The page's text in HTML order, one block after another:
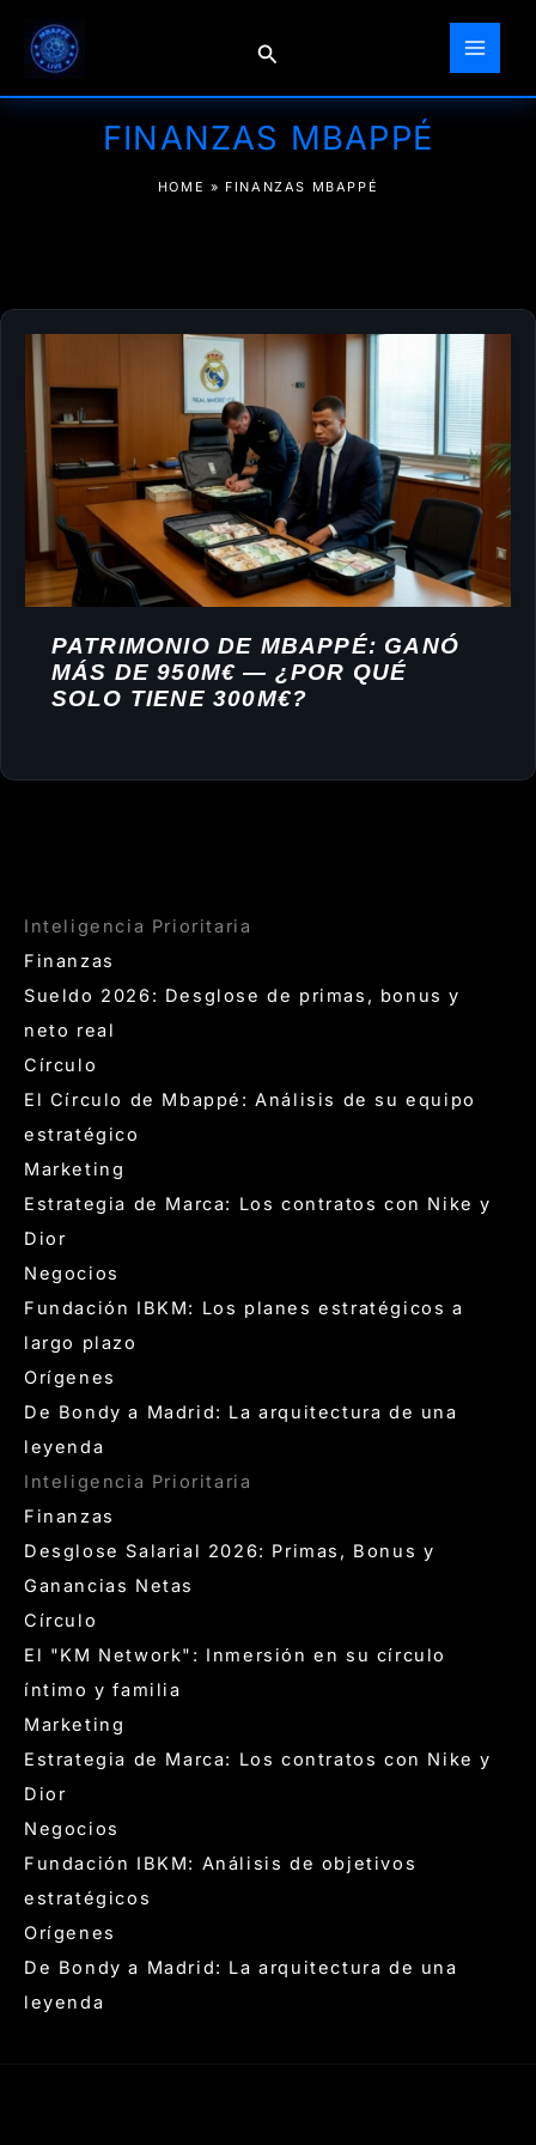
contenido
Buscar
FINANZAS MBAPPÉ
HOME » FINANZAS MBAPPÉ
PATRIMONIO DE MBAPPÉ: GANÓ
MÁS DE 950M€ — ¿POR QUÉ
SOLO TIENE 300M€?
Inteligencia Prioritaria
Finanzas
Sueldo 2026: Desglose de primas, bonus y
neto real
Círculo
El Círculo de Mbappé: Análisis de su equipo
estratégico
Marketing
Estrategia de Marca: Los contratos con Nike y
Dior
Negocios
Fundación IBKM: Los planes estratégicos a
largo plazo
Orígenes
De Bondy a Madrid: La arquitectura de una
leyenda
Inteligencia Prioritaria
Finanzas
Desglose Salarial 2026: Primas, Bonus y
Ganancias Netas
Círculo
El "KM Network": Inmersión en su círculo
íntimo y familia
Marketing
Estrategia de Marca: Los contratos con Nike y
Dior
Negocios
Fundación IBKM: Análisis de objetivos
estratégicos
Orígenes
De Bondy a Madrid: La arquitectura de una
leyenda